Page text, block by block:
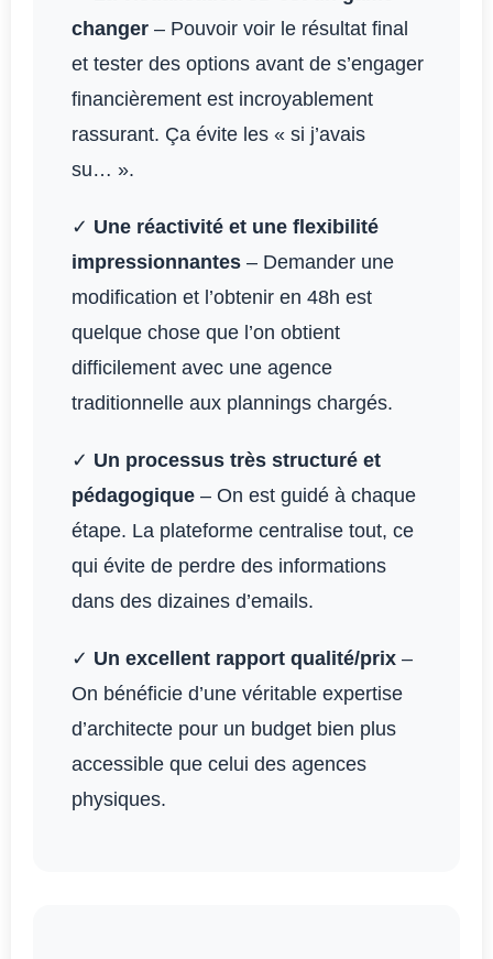
changer – Pouvoir voir le résultat final
et tester des options avant de s’engager
financièrement est incroyablement
rassurant. Ça évite les « si j’avais
su… ».
✓ Une réactivité et une flexibilité
impressionnantes – Demander une
modification et l’obtenir en 48h est
quelque chose que l’on obtient
difficilement avec une agence
traditionnelle aux plannings chargés.
✓ Un processus très structuré et
pédagogique – On est guidé à chaque
étape. La plateforme centralise tout, ce
qui évite de perdre des informations
dans des dizaines d’emails.
✓ Un excellent rapport qualité/prix –
On bénéficie d’une véritable expertise
d’architecte pour un budget bien plus
accessible que celui des agences
physiques.